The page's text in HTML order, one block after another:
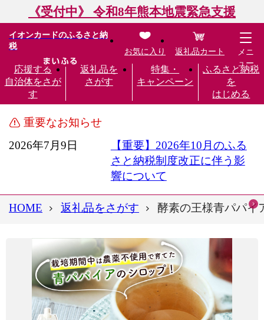
《受付中》 令和8年熊本地震緊急支援
イオンカードのふるさと納
税
応援する
自治体をさが
す
返礼品を
さがす
特集・
キャンペーン
ふるさと納税
を
はじめる
お気に入り 返礼品カート
メニ
ュー
重要なお知らせ
2026年7月9日
【重要】2026年10月のふる
さと納税制度改正に伴う影
響について
HOME 返礼品をさがす 酵素の王様青パパイ